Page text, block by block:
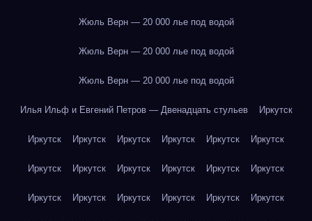
Жюль Верн — 20 000 лье под водой
Жюль Верн — 20 000 лье под водой
Жюль Верн — 20 000 лье под водой
Илья Ильф и Евгений Петров — Двенадцать стульев Иркутск
Иркутск Иркутск Иркутск Иркутск Иркутск Иркутск
Иркутск Иркутск Иркутск Иркутск Иркутск Иркутск
Иркутск Иркутск Иркутск Иркутск Иркутск Иркутск